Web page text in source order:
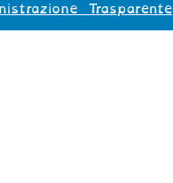
Trasparente